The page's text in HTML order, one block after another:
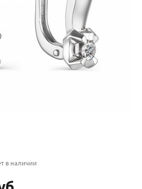
в наличии